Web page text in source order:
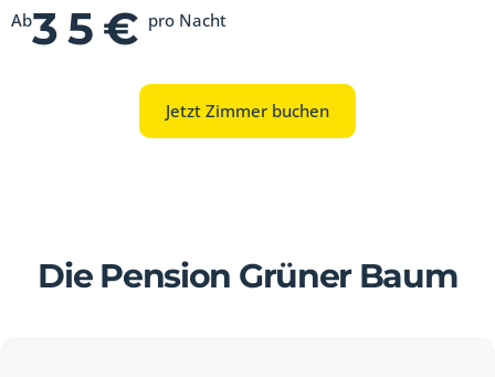
Ab35€ pro Nacht
Jetzt Zimmer buchen
Die Pension Grüner Baum